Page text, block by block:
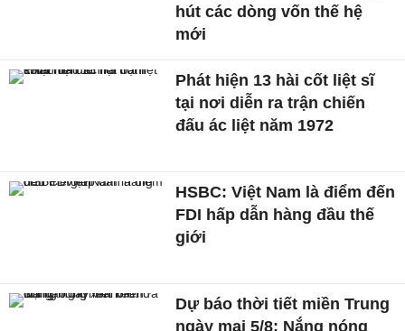
hút các dòng vốn thế hệ
mới
Phát hiện 13 hài cốt liệt sĩ
tại nơi diễn ra trận chiến
đấu ác liệt năm 1972
HSBC: Việt Nam là điểm đến
FDI hấp dẫn hàng đầu thế
giới
Dự báo thời tiết miền Trung
ngày mai 5/8: Nắng nóng